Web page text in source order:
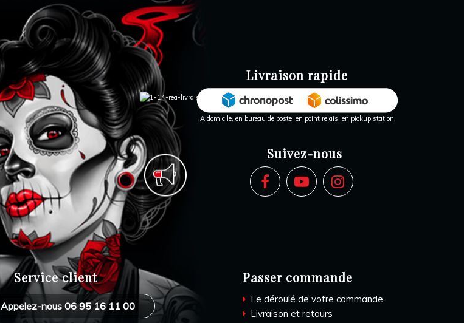
Livraison rapide
A domicile, en bureau de poste, en point relais, en pickup station
Suivez-nous
Service client
Appelez-nous 06 95 16 11 00
Passer commande
Le déroulé de votre commande
Livraison et retours